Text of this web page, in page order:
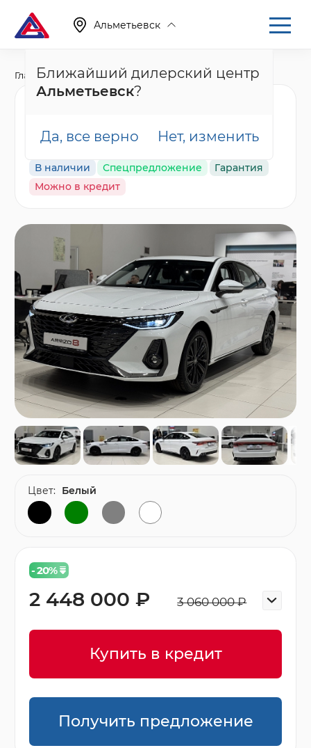
Альметьевск
Ближайший дилерский центр
Альметьевск?
Да, все верно Нет, изменить
Главная Каталог Новые автомобили Arrizo 8
Prime, белый
В наличии Спецпредложение
Гарантия
Можно в кредит
- 20%
3 060 000 ₽
2 448 000 ₽
Купить в кредит
Получить предложение
Цвет: Белый